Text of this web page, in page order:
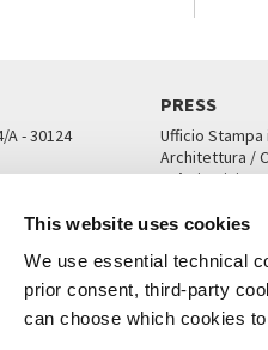
This website uses cookies
We use essential technical
prior consent, third-party
can choose which cookies
A - 30124
PRESS
Ufficio
Architettura /
Ca’
UFFICI STAMPA